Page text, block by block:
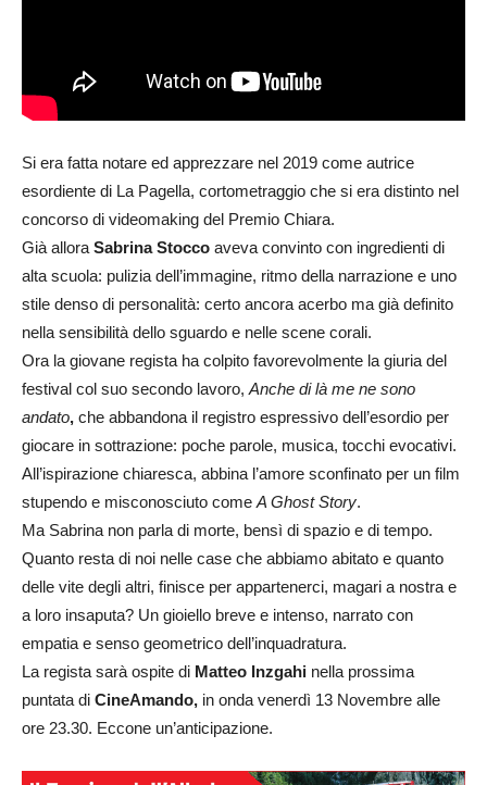
Si era fatta notare ed apprezzare nel 2019 come autrice
esordiente di La Pagella, cortometraggio che si era distinto nel
concorso di videomaking del Premio Chiara.
Già allora Sabrina Stocco aveva convinto con ingredienti di
alta scuola: pulizia dell’immagine, ritmo della narrazione e uno
stile denso di personalità: certo ancora acerbo ma già definito
nella sensibilità dello sguardo e nelle scene corali.
Ora la giovane regista ha colpito favorevolmente la giuria del
festival col suo secondo lavoro, Anche di là me ne sono
andato, che abbandona il registro espressivo dell’esordio per
giocare in sottrazione: poche parole, musica, tocchi evocativi.
All’ispirazione chiaresca, abbina l’amore sconfinato per un film
stupendo e misconosciuto come A Ghost Story.
Ma Sabrina non parla di morte, bensì di spazio e di tempo.
Quanto resta di noi nelle case che abbiamo abitato e quanto
delle vite degli altri, finisce per appartenerci, magari a nostra e
a loro insaputa? Un gioiello breve e intenso, narrato con
empatia e senso geometrico dell’inquadratura.
La regista sarà ospite di Matteo Inzgahi nella prossima
puntata di CineAmando, in onda venerdì 13 Novembre alle
ore 23.30. Eccone un’anticipazione.